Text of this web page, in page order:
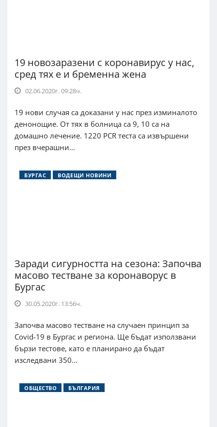
19 новозаразени с коронавирус у нас,
сред тях е и бременна жена
02.06.2020г. 09:28ч.
19 нови случая са доказани у нас през изминалото
денонощие. От тях в болница са 9, 10 са на
домашно лечение. 1220 PCR теста са извършени
през вчерашни...
БУРГАС ВОДЕЩИ НОВИНИ
Заради сигурността на сезона: Започва
масово тестване за коронаворус в
Бургас
30.05.2020г. 13:56ч.
Започва масово тестване на случаен принцип за
Covid-19 в Бургас и региона. Ще бъдат използвани
бързи тестове, като е планирано да бъдат
изследвани 350...
ОБЩЕСТВО БЪЛГАРИЯ